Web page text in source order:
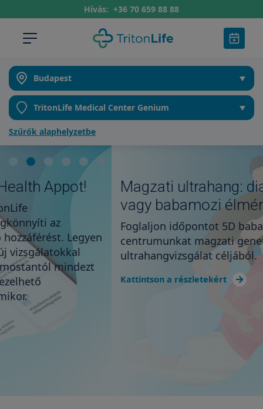
Hívás: +36 70 659 88 88
Szűrők alaphelyzetbe
Magzati ultrahang: diagnosztika
vagy babamozi élmény?
Foglaljon időpontot 5D babamozira vagy keresse
centrumunkat magzati genetikai
ultrahangvizsgálat céljából.
Kattintson a részletekért